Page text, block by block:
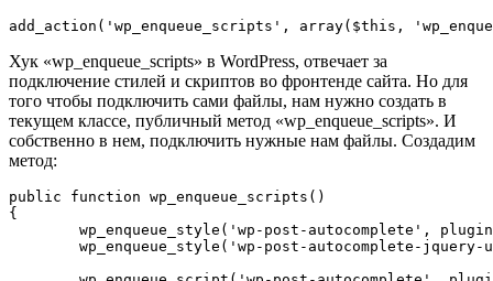
Хук «wp_enqueue_scripts» в WordPress, отвечает за
подключение стилей и скриптов во фронтенде сайта. Но для
того чтобы подключить сами файлы, нам нужно создать в
текущем классе, публичный метод «wp_enqueue_scripts». И
собственно в нем, подключить нужные нам файлы. Создадим
метод:
public function wp_enqueue_scripts()
{